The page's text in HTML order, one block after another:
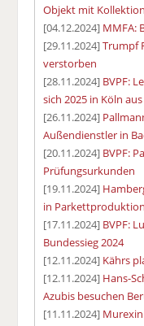
Objekt mit
[04.12.2024] MMFA:
[29.11.2024]Trumpf
verstorben
[28.11.2024] BVPF:
sich 2025 in Köln aus
[26.11.2024]
Außendienstler in
[20.11.2024] BVPF:
Prüfungsurkunden
[19.11.2024]
in Parkettproduktion
[17.11.2024] BVPF:
Bundessieg 2024
[12.11.2024] Kährs
[12.11.2024] Hans-
Azubis besuchen
[11.11.2024]